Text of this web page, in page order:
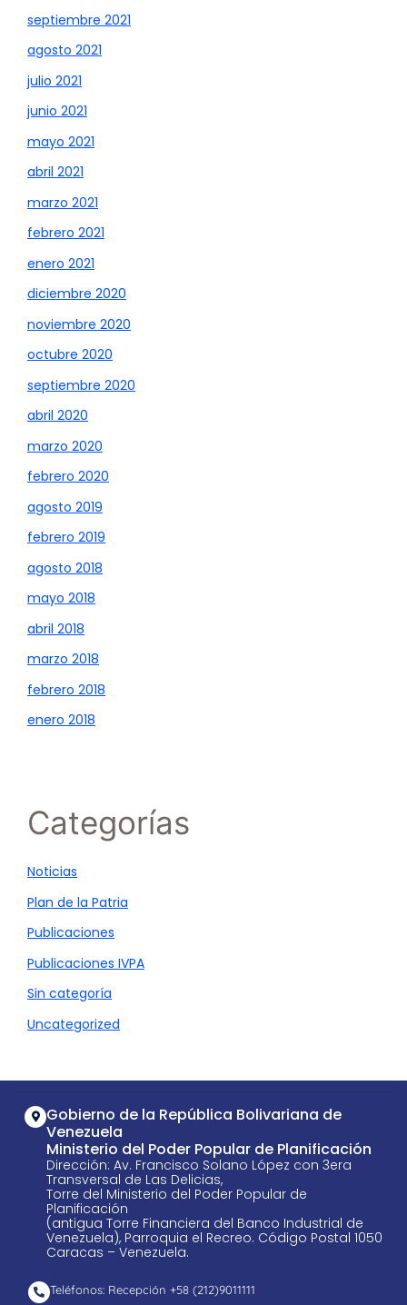
septiembre 2021
agosto 2021
julio 2021
junio 2021
mayo 2021
abril 2021
marzo 2021
febrero 2021
enero 2021
diciembre 2020
noviembre 2020
octubre 2020
septiembre 2020
abril 2020
marzo 2020
febrero 2020
agosto 2019
febrero 2019
agosto 2018
mayo 2018
abril 2018
marzo 2018
febrero 2018
enero 2018
Categorías
Noticias
Plan de la Patria
Publicaciones
Publicaciones IVPA
Sin categoría
Uncategorized
Gobierno de la República Bolivariana de
Venezuela
Ministerio del Poder Popular de Planificación
Dirección: Av. Francisco Solano López con 3era
Transversal de Las Delicias,
Torre del Ministerio del Poder Popular de
Planificación
(antigua Torre Financiera del Banco Industrial de
Venezuela), Parroquia el Recreo. Código Postal 1050
Caracas – Venezuela.
Teléfonos: Recepción +58 ​(212)9011111